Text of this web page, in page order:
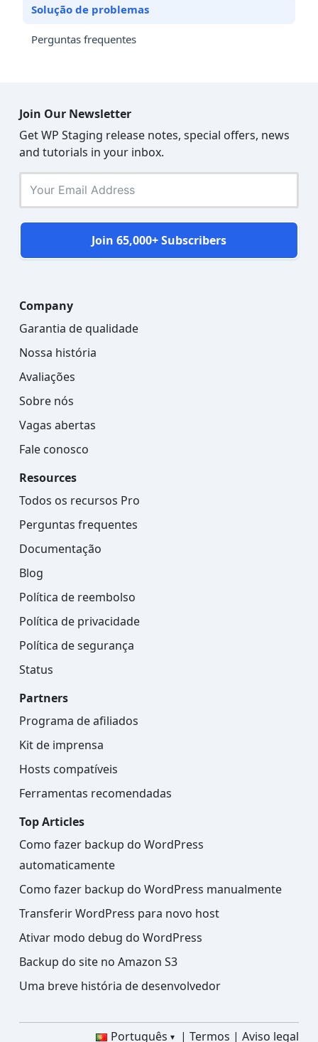
Solução de problemas
Perguntas frequentes
Join Our Newsletter
Get WP Staging release notes, special offers, news
and tutorials in your inbox.
Join 65,000+ Subscribers
Company
Garantia de qualidade
Nossa história
Avaliações
Sobre nós
Vagas abertas
Fale conosco
Resources
Todos os recursos Pro
Perguntas frequentes
Documentação
Blog
Política de reembolso
Política de privacidade
Política de segurança
Status
Partners
Programa de afiliados
Kit de imprensa
Hosts compatíveis
Ferramentas recomendadas
Top Articles
Como fazer backup do WordPress
automaticamente
Como fazer backup do WordPress manualmente
Transferir WordPress para novo host
Ativar modo debug do WordPress
Backup do site no Amazon S3
Uma breve história de desenvolvedor
Português Termos Aviso legal